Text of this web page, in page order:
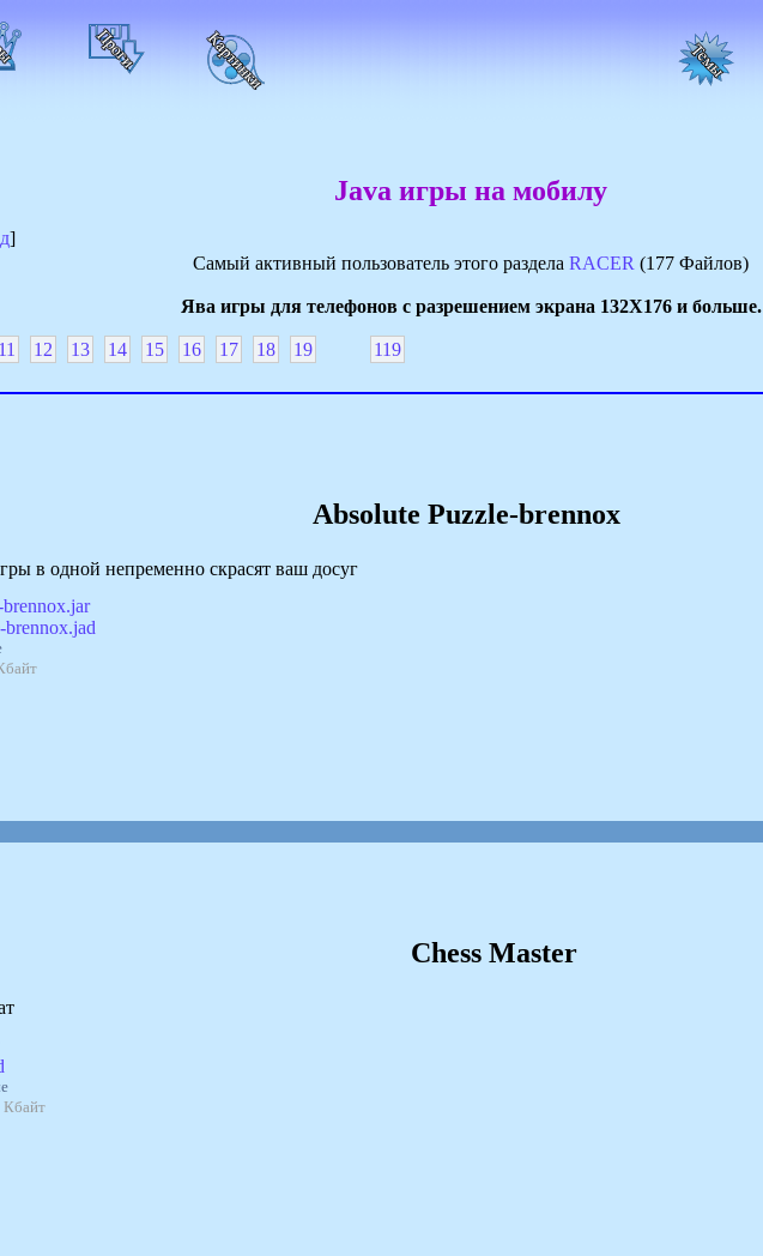
]
Java игры на мобилу
Самый активный пользователь этого раздела RACER (177 Файлов)
Ява игры для телефонов с разрешением экрана 132Х176 и больше.
11 12 13 14 15 16 17 18 19 119
Absolute Puzzle-brennox
в одной непременно скрасят ваш досуг
brennox.jad
Chess Master
Кбайт